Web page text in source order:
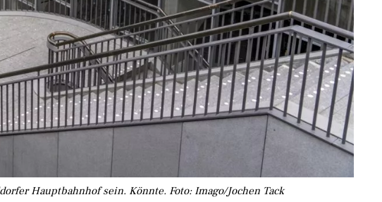
Hauptbahnhof sein. Könnte. Foto: Imago/Jochen Tack